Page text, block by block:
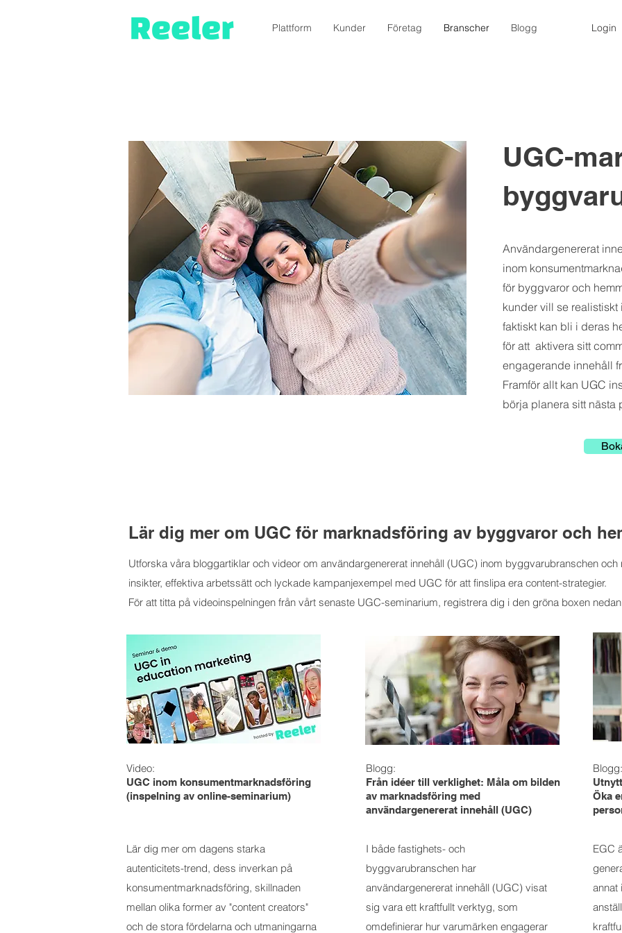
Plattform Kunder Företag Branscher Blogg Login
UGC-
Användargenererat
inom
för byggvaror och
kunder vill se
faktiskt kan bli i deras
för att aktivera sitt
engagerande innehåll
Framför allt kan UGC
börja planera sitt nästa
Lär dig mer om UGC för marknadsföring av byggvaror och
Utforska våra bloggartiklar och videor om användargenererat innehåll (UGC) inom byggvarubranschen
insikter, effektiva arbetssätt och lyckade kampanjexempel med UGC för att finslipa era content-strategier.
För att titta på videoinspelningen från vårt senaste UGC-seminarium, registrera dig i den gröna boxen
Video:
UGC inom konsumentmarknadsföring
(inspelning av online-seminarium)
Lär dig mer om dagens starka
autenticitets-trend, dess inverkan på
konsumentmarknadsföring, skillnaden
mellan olika former av "content creators"
och de stora fördelarna och utmaningarna
Blogg:
Från idéer till verklighet: Måla om bilden
av marknadsföring med
användargenererat innehåll (UGC)
I både fastighets- och
byggvarubranschen har
användargenererat innehåll (UGC) visat
sig vara ett kraftfullt verktyg, som
omdefinierar hur varumärken engagerar
Blogg:
Öka
EGC
annat